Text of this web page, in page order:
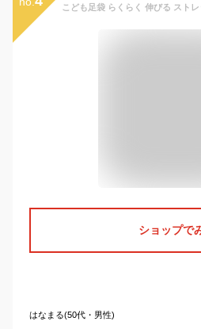
ショップで
はなまる(50代・男性)